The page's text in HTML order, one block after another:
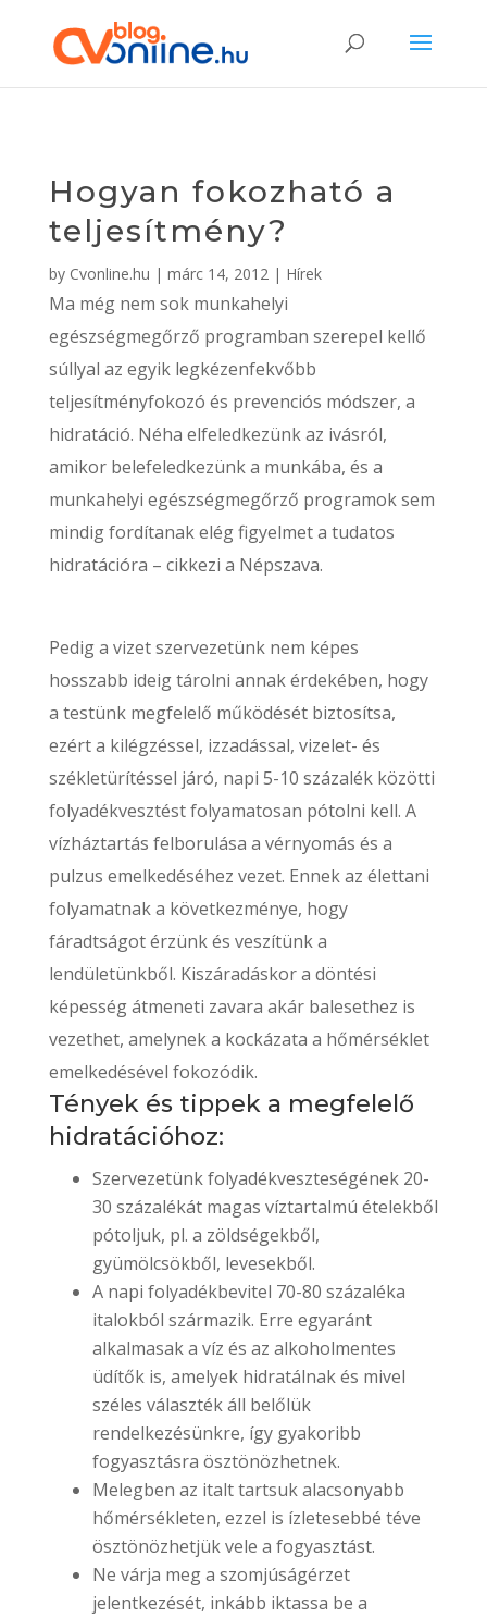
Hogyan fokozható a
teljesítmény?
by Cvonline.hu | márc 14, 2012| Hírek
Ma még nem sok munkahelyi
egészségmegőrző programban szerepel kellő
súllyal az egyik legkézenfekvőbb
teljesítményfokozó és prevenciós módszer, a
hidratáció. Néha elfeledkezünk az ivásról,
amikor belefeledkezünk a munkába, és a
munkahelyi egészségmegőrző programok sem
mindig fordítanak elég figyelmet a tudatos
hidratációra – cikkezi a Népszava.
Pedig a vizet szervezetünk nem képes
hosszabb ideig tárolni annak érdekében, hogy
a testünk megfelelő működését biztosítsa,
ezért a kilégzéssel, izzadással, vizelet- és
székletürítéssel járó, napi 5-10 százalék közötti
folyadékvesztést folyamatosan pótolni kell. A
vízháztartás felborulása a vérnyomás és a
pulzus emelkedéséhez vezet. Ennek az élettani
folyamatnak a következménye, hogy
fáradtságot érzünk és veszítünk a
lendületünkből. Kiszáradáskor a döntési
képesség átmeneti zavara akár balesethez is
vezethet, amelynek a kockázata a hőmérséklet
emelkedésével fokozódik.
Tények és tippek a megfelelő
hidratációhoz:
Szervezetünk folyadékveszteségének 20-
30 százalékát magas víztartalmú ételekből
pótoljuk, pl. a zöldségekből,
gyümölcsökből, levesekből.
A napi folyadékbevitel 70-80 százaléka
italokból származik. Erre egyaránt
alkalmasak a víz és az alkoholmentes
üdítők is, amelyek hidratálnak és mivel
széles választék áll belőlük
rendelkezésünkre, így gyakoribb
fogyasztásra ösztönözhetnek.
Melegben az italt tartsuk alacsonyabb
hőmérsékleten, ezzel is ízletesebbé téve
ösztönözhetjük vele a fogyasztást.
Ne várja meg a szomjúságérzet
jelentkezését, inkább iktassa be a